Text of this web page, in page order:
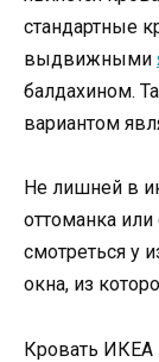
стандартные
выдвижными
балдахином.
вариантом
Не лишней в
оттоманка или
смотреться у
окна, из
Кровать ИКЕА